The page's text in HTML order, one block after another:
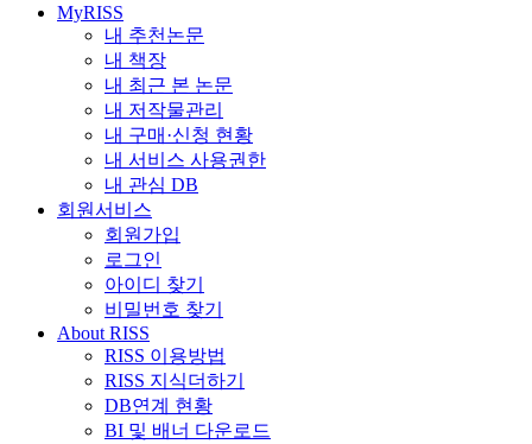
MyRISS
내 추천논문
내 책장
내 최근 본 논문
내 저작물관리
내 구매·신청 현황
내 서비스 사용권한
내 관심 DB
회원서비스
회원가입
로그인
아이디 찾기
비밀번호 찾기
About RISS
RISS 이용방법
RISS 지식더하기
DB연계 현황
BI 및 배너 다운로드